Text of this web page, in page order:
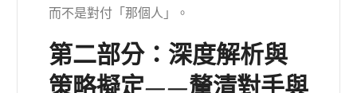
而不是對付「那個人」。
第二部分：深度解析與